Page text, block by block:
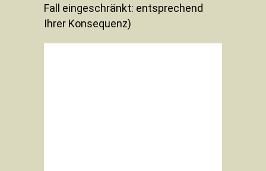
Fall eingeschränkt: entsprechend
Ihrer Konsequenz)